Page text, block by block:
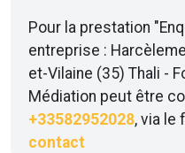
Pour la prestation
entreprise :
et-Vilaine (35) Thali -
Médiation peut être
+33582952028, via le
contact